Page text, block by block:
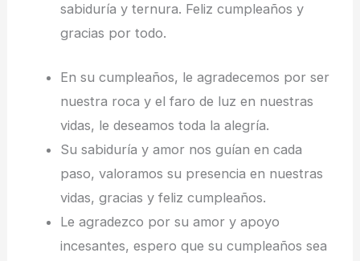
sabiduría y ternura. Feliz cumpleaños y
gracias por todo.
En su cumpleaños, le agradecemos por ser
nuestra roca y el faro de luz en nuestras
vidas, le deseamos toda la alegría.
Su sabiduría y amor nos guían en cada
paso, valoramos su presencia en nuestras
vidas, gracias y feliz cumpleaños.
Le agradezco por su amor y apoyo
incesantes, espero que su cumpleaños sea